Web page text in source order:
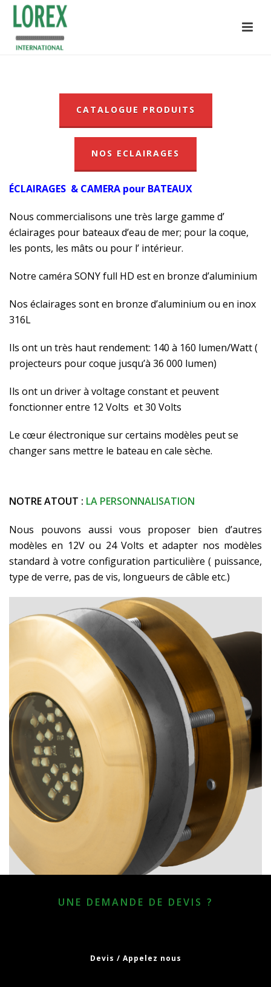
CATALOGUE PRODUITS
NOS ECLAIRAGES
ÉCLAIRAGES & CAMERA pour BATEAUX
Nous commercialisons une très large gamme d’
éclairages pour bateaux d’eau de mer; pour la coque,
les ponts, les mâts ou pour l’ intérieur.
Notre caméra SONY full HD est en bronze d’aluminium
Nos éclairages sont en bronze d’aluminium ou en inox
316L
Ils ont un très haut rendement: 140 à 160 lumen/Watt (
projecteurs pour coque jusqu’à 36 000 lumen)
Ils ont un driver à voltage constant et peuvent
fonctionner entre 12 Volts et 30 Volts
Le cœur électronique sur certains modèles peut se
changer sans mettre le bateau en cale sèche.
NOTRE ATOUT : LA PERSONNALISATION
Nous pouvons aussi vous proposer bien d’autres
modèles en 12V ou 24 Volts et adapter nos modèles
standard à votre configuration particulière ( puissance,
type de verre, pas de vis, longueurs de câble etc.)
UNE DEMANDE DE DEVIS ?
Devis / Appelez nous